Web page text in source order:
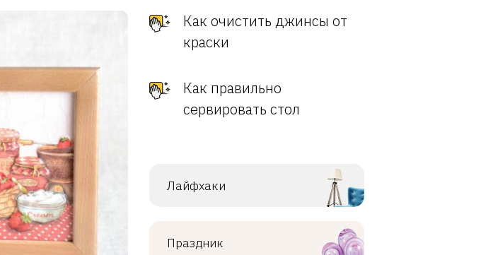
Как очистить джинсы от
краски
Как правильно
сервировать стол
Лайфхаки
Праздник